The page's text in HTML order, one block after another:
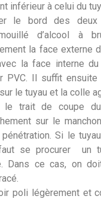
inférieur à celui du
le bord des
d’alcool à
la face externe
la face interne
PVC. Il suffit
le tuyau et la colle
le trait de coupe
sur le
Si le
se procurer un
Dans ce cas, on
poli légèrement et